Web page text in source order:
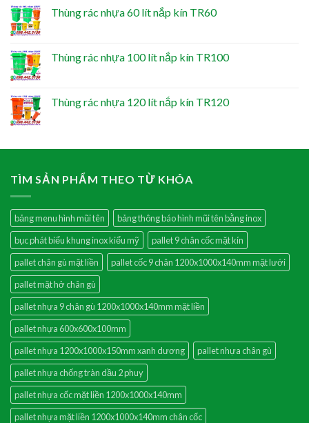
Thùng rác nhựa 60 lít nắp kín TR60
Thùng rác nhựa 100 lít nắp kín TR100
Thùng rác nhựa 120 lít nắp kín TR120
TÌM SẢN PHẨM THEO TỪ KHÓA
bảng menu hình mũi tên
bảng thông báo hình mũi tên bằng inox
bục phát biểu khung inox kiểu mỹ
pallet 9 chân cốc mặt kín
pallet chân gù mặt liền
pallet cốc 9 chân 1200x1000x140mm mặt lưới
pallet mặt hở chân gù
pallet nhựa 9 chân gù 1200x1000x140mm mặt liền
pallet nhựa 600x600x100mm
pallet nhựa 1200x1000x150mm xanh dương
pallet nhựa chân gù
pallet nhựa chống tràn dầu 2 phuy
pallet nhựa cốc mặt liền 1200x1000x140mm
pallet nhựa mặt liền 1200x1000x140mm chân cốc